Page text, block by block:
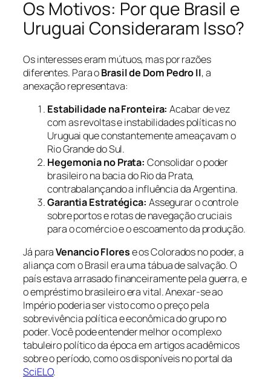
Os Motivos: Por que Brasil e
Uruguai Consideraram Isso?
Os interesses eram mútuos, mas por razões
diferentes. Para oBrasil de Dom Pedro II, a
anexação representava:
Estabilidade na Fronteira: Acabar de vez
com as revoltas e instabilidades políticas no
Uruguai que constantemente ameaçavam o
Rio Grande do Sul.
Hegemonia no Prata: Consolidar o poder
brasileiro na bacia do Rio da Prata,
contrabalançando a influência da Argentina.
Garantia Estratégica: Assegurar o controle
sobre portos e rotas de navegação cruciais
para o comércio e o escoamento da produção.
Já paraVenancio Florese os Colorados no poder, a
aliança com o Brasil era uma tábua de salvação. O
país estava arrasado financeiramente pela guerra, e
o empréstimo brasileiro era vital. Anexar-se ao
Império poderia ser visto como o preço pela
sobrevivência política e econômica do grupo no
poder. Você pode entender melhor o complexo
tabuleiro político da época em artigos acadêmicos
sobre o período, como os disponíveis no portal da
SciELO.